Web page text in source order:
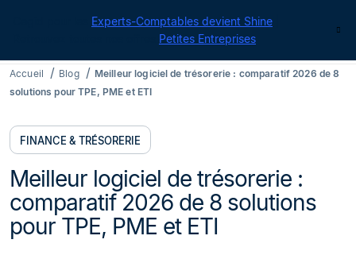
Experts-Comptables devient Shine
Petites Entreprises
Accueil Blog
Meilleur logiciel de trésorerie : comparatif 2026 de 8
solutions pour TPE, PME et ETI
FINANCE & TRÉSORERIE
Meilleur logiciel de trésorerie :
comparatif 2026 de 8 solutions
pour TPE, PME et ETI